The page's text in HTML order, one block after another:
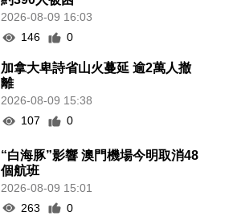
2026-08-09 16:03
146
0
加拿大卑詩省山火蔓延 逾2萬人撤
離
2026-08-09 15:38
107
0
“白海豚”影響 澳門機場今明取消48
個航班
2026-08-09 15:01
263
0